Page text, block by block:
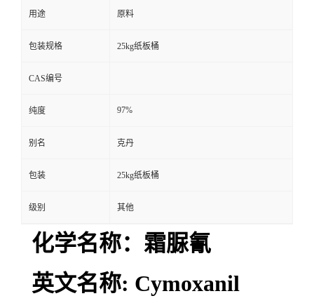
用途 原料
包装规格 25kg纸板桶
CAS编号
纯度 97%
别名 克丹
包装 25kg纸板桶
级别 其他
化学名称：霜脲氰
英文名称: Cymoxanil